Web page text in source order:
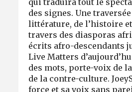
qui traduira tout le
des signes. Une
littérature, de l’histoire
travers des diasporas
écrits afro-descendants
Live Matters
des mots, porte-voix de
de la contre-culture.
force et sa voix sans